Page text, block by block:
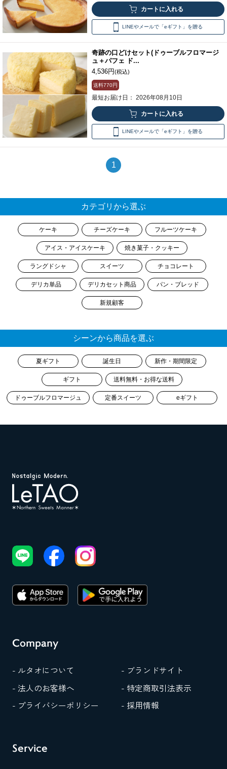
LINEやメールで「eギフト」を贈る
奇跡の口どけセット(ドゥーブルフロマージ
ュ＋パフェ ド...
4,536円(税込)
送料770円
最短お届け日： 2026年08月10日
LINEやメールで「eギフト」を贈る
1
カテゴリから選ぶ
ケーキ チーズケーキ フルーツケーキ
アイス・アイスケーキ 焼き菓子・クッキー
ラングドシャ スイーツ チョコレート
デリカ単品 デリカセット商品 パン・ブレッド
新規顧客
シーンから商品を選ぶ
夏ギフト 誕生日 新作・期間限定
ギフト 送料無料・お得な送料
ドゥーブルフロマージュ 定番スイーツ eギフト
Company
- ルタオについて
- ブランドサイト
- 法人のお客様へ
- 特定商取引法表示
- プライバシーポリシー
- 採用情報
Service